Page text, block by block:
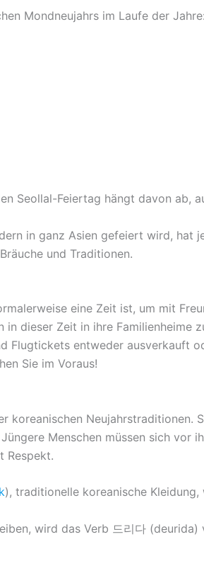
Mondneujahrs im Laufe der Jahre:
Seollal-Feiertag hängt davon ab,
in ganz Asien gefeiert wird, hat
und Traditionen.
eine Zeit ist, um mit
in dieser Zeit in ihre
Flugtickets entweder ausverkauft
Sie im Voraus!
koreanischen
Menschen müssen sich
Respekt.
), traditionelle koreanische
wird das Verb 드리다